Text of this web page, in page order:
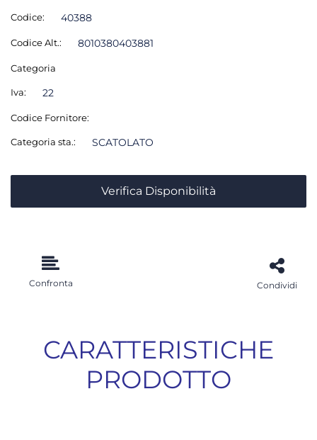
Codice: 40388
Codice Alt.: 8010380403881
Categoria
Iva: 22
Codice Fornitore:
Categoria sta.: SCATOLATO
Verifica Disponibilità
Confronta Condividi
CARATTERISTICHE
PRODOTTO